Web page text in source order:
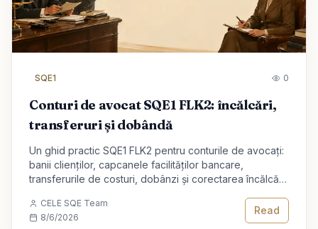
SQE1 0
Conturi de avocat SQE1 FLK2: încălcări,
transferuri și dobândă
Un ghid practic SQE1 FLK2 pentru conturile de avocați:
banii clienților, capcanele facilităților bancare,
transferurile de costuri, dobânzi și corectarea încălcării
CELE SQE Team
8/6/2026
Read